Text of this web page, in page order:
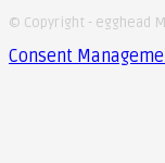
© Copyright - egghead
Consent